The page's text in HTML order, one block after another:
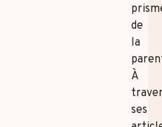
de
la
À
ses